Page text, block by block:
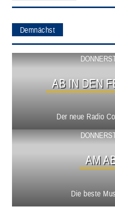
Demnächst
AB IN DEN
Der neue Radio
Show ansehen
AM
Die beste
Show ansehen